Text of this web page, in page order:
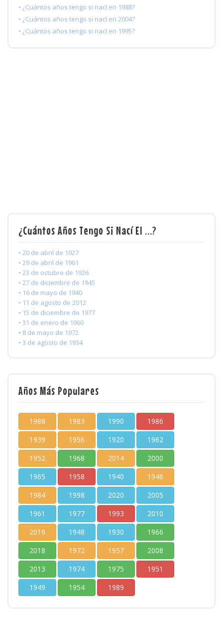
• ¿Cuántos años tengo si nací en 1988?
• ¿Cuántos años tengo si nací en 2004?
• ¿Cuántos años tengo si nací en 1995?
¿Cuántos Años Tengo Si Nací El ...?
• 20 de abril de 1927
• 29 de abril de 1961
• 23 de octubre de 1926
• 27 de diciembre de 1945
• 16 de mayo de 1940
• 11 de agosto de 2012
• 15 de diciembre de 1977
• 31 de enero de 1960
• 8 de mayo de 1972
• 3 de agosto de 1934
Años Más Populares
1988 1983 1990
1986
1939
1956 1920
1962
1952
1968 2014
2000
1965
1958 1940
1946
1984
1998 2020
2005
1961
1977 1993
2010
2019
1948 1930
1966
2018
1972 1957
2008
2013
1974 1975
1951
1949
1954 1989